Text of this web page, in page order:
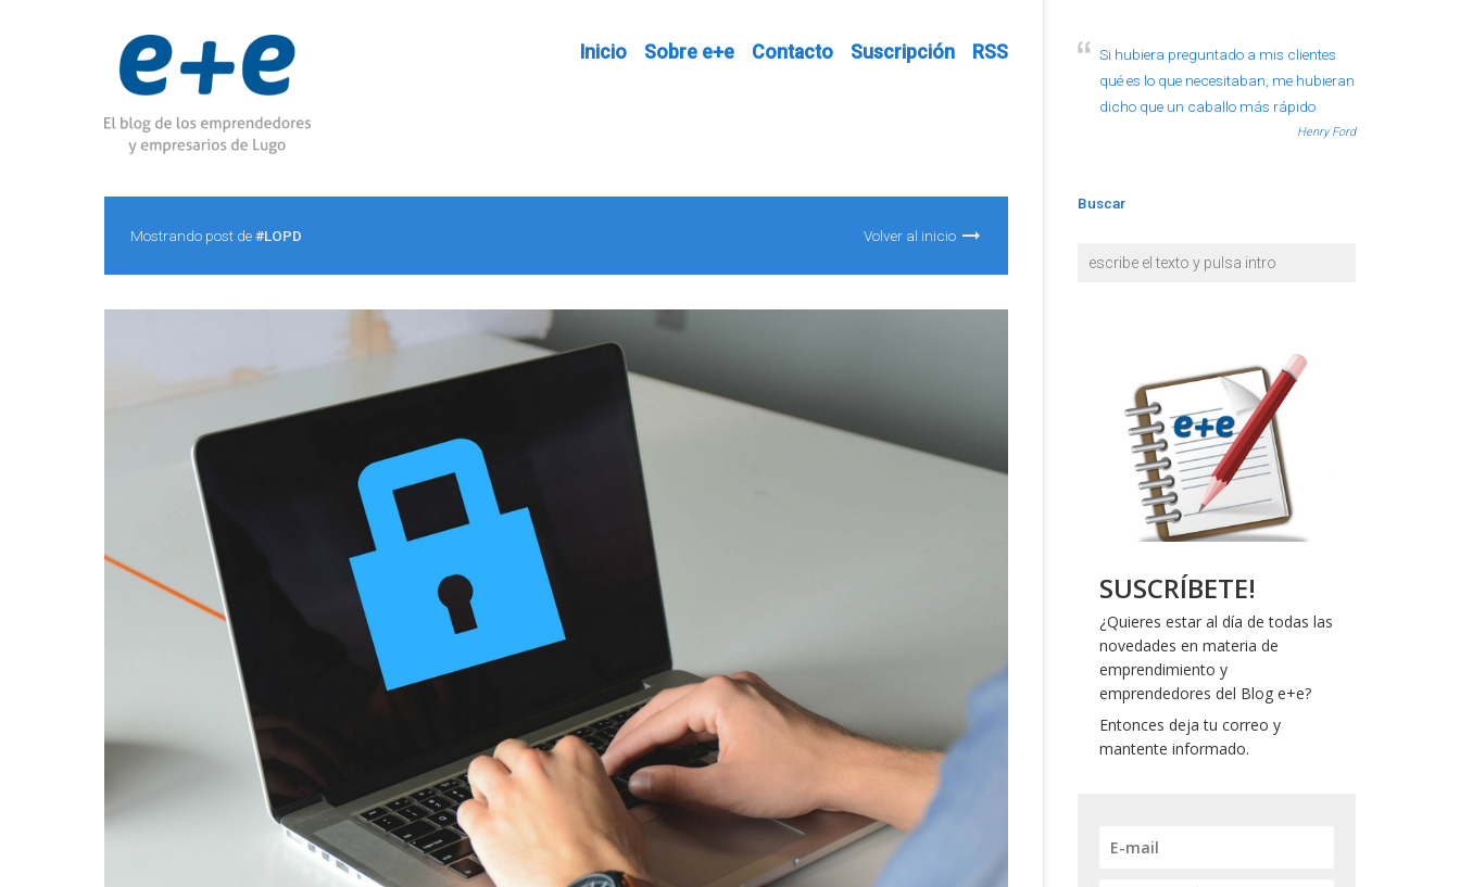
Inicio Sobre e+e Contacto Suscripción RSS
Mostrando post de#LOPD Volver al inicio
Si hubiera preguntado a mis clientes
qué es lo que necesitaban, me hubieran
dicho que un caballo más rápido
Henry Ford
Buscar
SUSCRÍBETE!
¿Quieres estar al día de todas las
novedades en materia de
emprendimiento y
emprendedores del Blog e+e?
Entonces deja tu correo y
mantente informado.